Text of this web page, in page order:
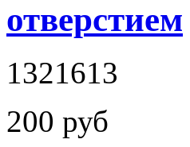
отверстием
1321613
200 руб